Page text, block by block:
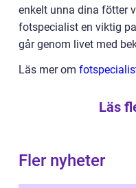
enkelt unna dina fötter
fotspecialist en viktig
går genom livet med
Läs mer om
Läs
Fler nyheter